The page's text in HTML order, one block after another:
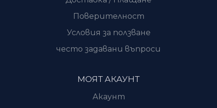
Поверителност
Условия за ползване
често задавани въпроси
МОЯТ АКАУНТ
Акаунт